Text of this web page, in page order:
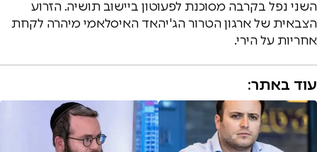
השני נפל בקרבה מסוכנת לפעוטון ביישוב תושיה. הזרוע
הצבאית של ארגון הטרור הג'יהאד האיסלאמי מיהרה לקחת
אחריות על הירי.
עוד באתר: